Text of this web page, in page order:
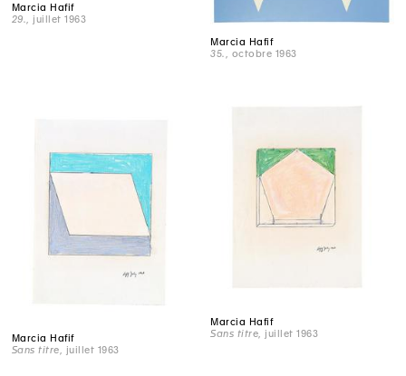
Marcia Hafif
29.
, juillet 1963
Marcia Hafif
35.
, octobre 1963
Marcia Hafif
Sans titre , juillet 1963
Marcia Hafif
Sans titre , juillet 1963